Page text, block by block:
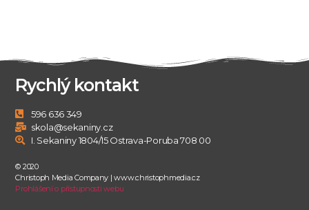
Rychlý kontakt
596 636 349
skola@sekaniny.cz
I. Sekaniny 1804/15 Ostrava-Poruba 708 00
© 2020
Christoph Media Company | www.christophmedia.cz
Prohlášení o přístupnosti webu